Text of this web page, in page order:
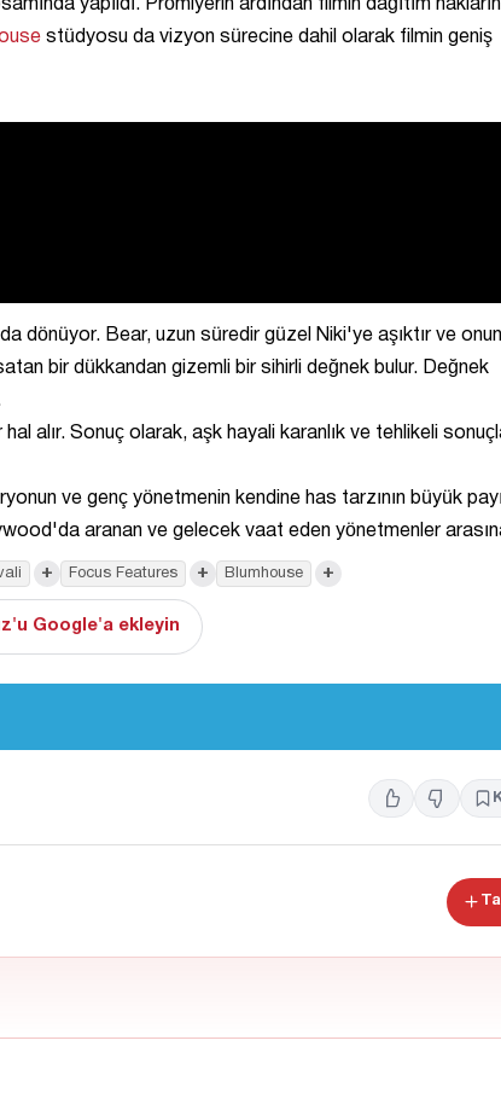
yapıldı. Prömiyerin ardından filmin dağıtım
stüdyosu da vizyon sürecine dahil olarak filmin geniş
dönüyor. Bear, uzun süredir güzel Niki'ye aşıktır ve onun
bir dükkandan gizemli bir sihirli değnek bulur. Değnek
alır. Sonuç olarak, aşk hayali karanlık ve tehlikeli
ve genç yönetmenin kendine has tarzının büyük payı
aranan ve gelecek vaat eden yönetmenler
+ Focus Features + Blumhouse +
Google'a ekleyin